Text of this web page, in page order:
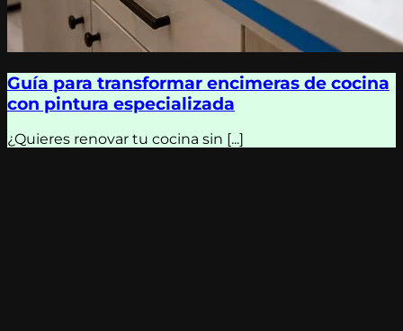
Guía para transformar encimeras de cocina
con pintura especializada
¿Quieres renovar tu cocina sin [...]